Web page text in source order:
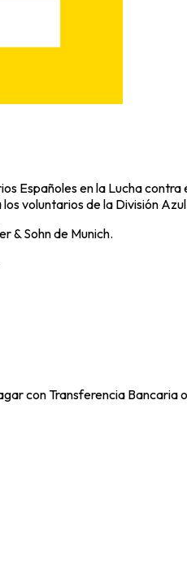
Españoles en la Lucha
voluntarios de la División
& Sohn de Munich.
con Transferencia